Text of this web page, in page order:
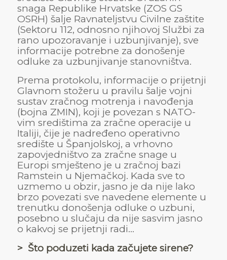
snaga Republike Hrvatske (ZOS GS
OSRH) šalje Ravnateljstvu Civilne zaštite
(Sektoru 112, odnosno njihovoj Službi za
rano upozoravanje i uzbunjivanje), sve
informacije potrebne za donošenje
odluke za uzbunjivanje stanovništva.
Prema protokolu, informacije o prijetnji
Glavnom stožeru u pravilu šalje vojni
sustav zračnog motrenja i navođenja
(bojna ZMIN), koji je povezan s NATO-
vim središtima za zračne operacije u
Italiji, čije je nadređeno operativno
središte u Španjolskoj, a vrhovno
zapovjedništvo za zračne snage u
Europi smješteno je u zračnoj bazi
Ramstein u Njemačkoj. Kada sve to
uzmemo u obzir, jasno je da nije lako
brzo povezati sve navedene elemente u
trenutku donošenja odluke o uzbuni,
posebno u slučaju da nije sasvim jasno
o kakvoj se prijetnji radi…
> Što poduzeti kada začujete sirene?